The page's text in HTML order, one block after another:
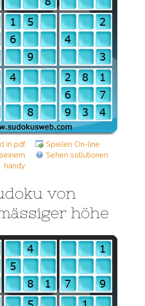
in pdf
Spielen On-line
handy
Sehen sollutionen
von
höhe